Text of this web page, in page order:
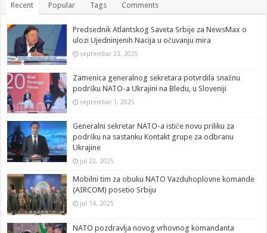
Recent Popular Tags Comments
Predsednik Atlantskog Saveta Srbije za NewsMax o
ulozi Ujedninjenih Nacija u očuvanju mira
septembar 23, 2025
Zamenica generalnog sekretara potvrdila snažnu
podršku NATO-a Ukrajini na Bledu, u Sloveniji
septembar 1, 2025
Generalni sekretar NATO-a ističe novu priliku za
podršku na sastanku Kontakt grupe za odbranu
Ukrajine
jul 22, 2025
Mobilni tim za obuku NATO Vazduhoplovne komande
(AIRCOM) posetio Srbiju
jul 14, 2025
NATO pozdravlja novog vrhovnog komandanta